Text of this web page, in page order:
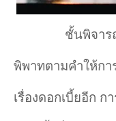
ชั้นพิจารณ
พิพาทตามคำให้กา
เรื่องดอกเบี้ยอีก